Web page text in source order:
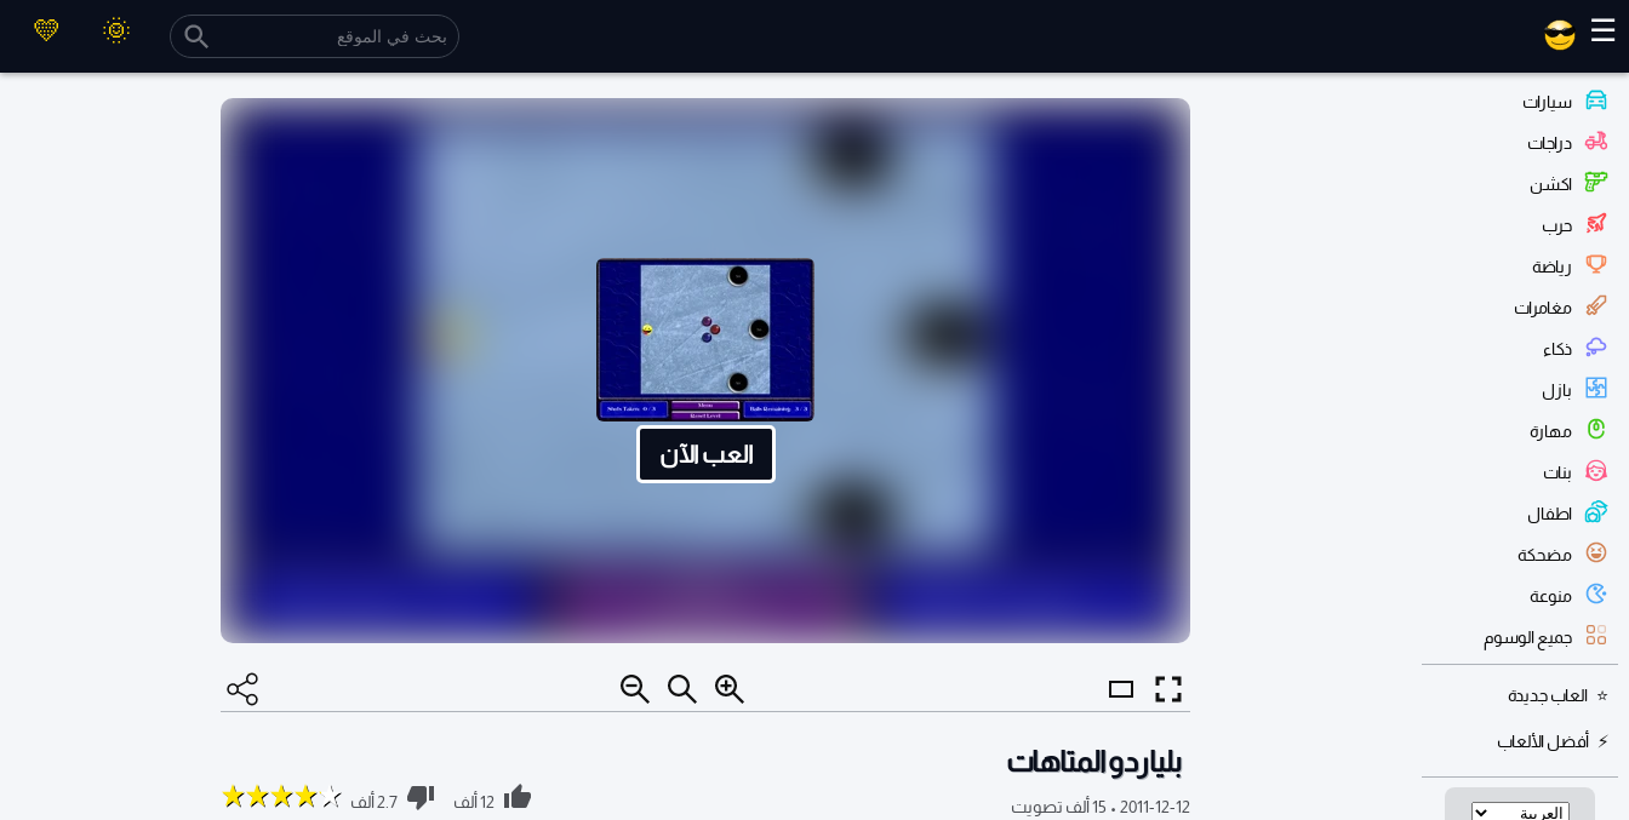
☰
سيارات
دراجات
اكشن
حرب
رياضة
مغامرات
ذكاء
بازل
مهارة
بنات
اطفال
مضحكة
منوعة
جميع الوسوم
العاب جديدة
أفضل الألعاب
العب الآن
بلياردو المتاهات
2011-12-12
• 15 ألف تصويت 12 ألف 2.7 ألف